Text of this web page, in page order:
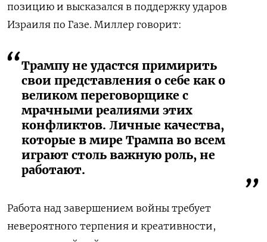
позицию и высказался в поддержку ударов
Израиля по Газе. Миллер говорит:
Трампу не удастся примирить
свои представления о себе как о
великом переговорщике с
мрачными реалиями этих
конфликтов. Личные качества,
которые в мире Трампа во всем
играют столь важную роль, не
работают.
Работа над завершением войны требует
невероятного терпения и креативности,